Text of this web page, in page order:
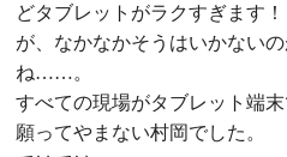
どタブレットがラクすぎます！
が、なかなかそうはいかない
ね……。
すべての現場がタブレット端
願ってやまない村岡でした。